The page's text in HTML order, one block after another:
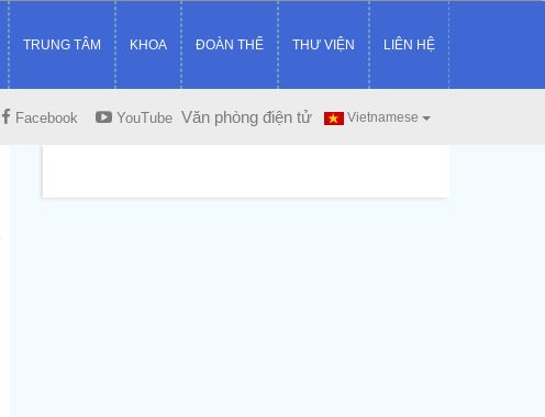
TRUNG TÂM KHOA ĐOÀN THỂ THƯ VIỆN LIÊN HỆ
Vietnamese
Facebook YouTube Văn phòng điện tử